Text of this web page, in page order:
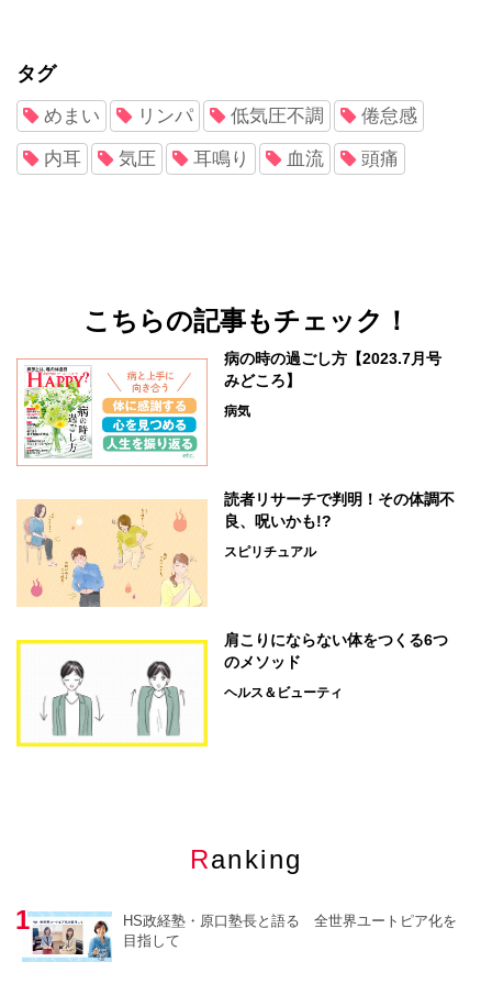
タグ
めまい リンパ 低気圧不調 倦怠感
内耳 気圧 耳鳴り 血流 頭痛
こちらの記事もチェック！
病の時の過ごし方【2023.7月号
みどころ】
病気
読者リサーチで判明！その体調不
良、呪いかも!?
スピリチュアル
肩こりにならない体をつくる6つ
のメソッド
ヘルス＆ビューティ
Ranking
HS政経塾・原口塾長と語る 全世界ユートピア化を
目指して